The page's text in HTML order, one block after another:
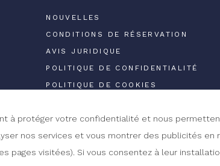
NOUVELLES
CONDITIONS DE RÉSERVATION
AVIS JURIDIQUE
POLITIQUE DE CONFIDENTIALITÉ
POLITIQUE DE COOKIES
à protéger votre confidentialité et nous
nos services et vous montrer des publicités en
pages visitées). Si vous consentez à leur